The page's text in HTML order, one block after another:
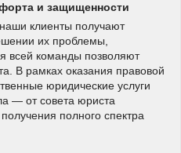
и защищенности
наши клиенты получают
их проблемы,
всей команды позволяют
В рамках оказания правовой
юридические услуги
— от совета юриста
полного спектра